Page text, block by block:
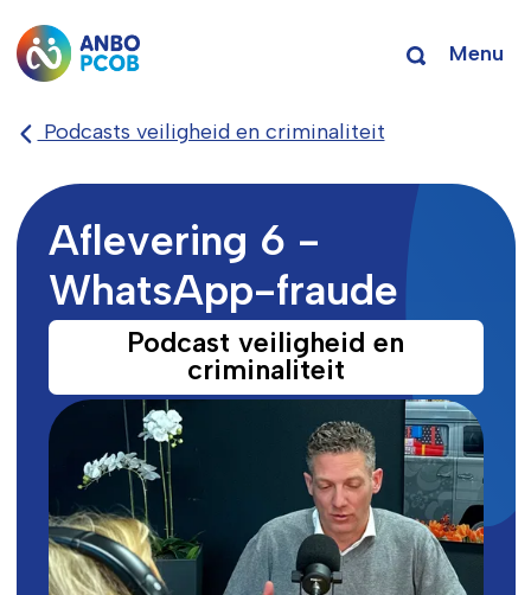
Menu
Podcasts veiligheid en criminaliteit
Aflevering 6 -
WhatsApp-fraude
Podcast veiligheid en
criminaliteit